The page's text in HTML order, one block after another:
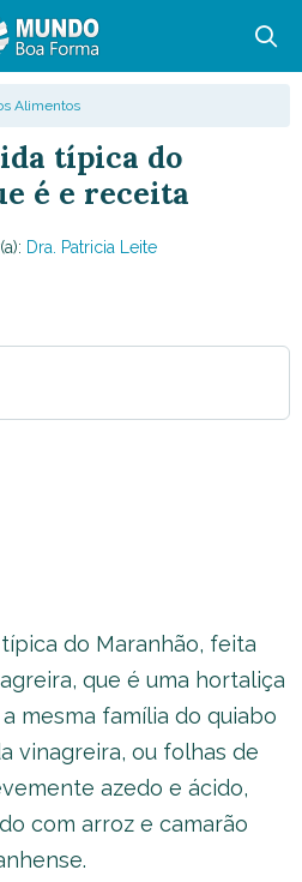
Alimentos
típica do
é e receita
Dra. Patricia Leite
do Maranhão, feita
que é uma hortaliça
a mesma família do quiabo
vinagreira, ou folhas de
azedo e ácido,
com arroz e camarão